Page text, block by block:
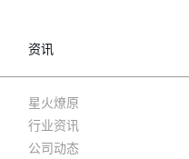
资讯
星火燎原
行业资讯
公司动态